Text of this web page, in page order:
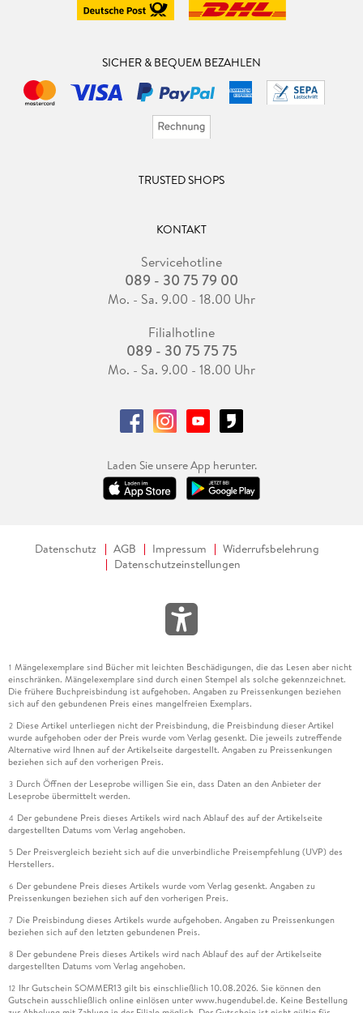
SICHER & BEQUEM BEZAHLEN
TRUSTED SHOPS
KONTAKT
Servicehotline
089 - 30 75 79 00
Mo. - Sa. 9.00 - 18.00 Uhr
Filialhotline
089 - 30 75 75 75
Mo. - Sa. 9.00 - 18.00 Uhr
Laden Sie unsere App herunter.
Datenschutz AGB Impressum
Widerrufsbelehrung
Datenschutzeinstellungen
1 Mängelexemplare sind Bücher mit leichten Beschädigungen, die das Lesen aber nicht
einschränken. Mängelexemplare sind durch einen Stempel als solche gekennzeichnet.
Die frühere Buchpreisbindung ist aufgehoben. Angaben zu Preissenkungen beziehen
sich auf den gebundenen Preis eines mangelfreien Exemplars.
2 Diese Artikel unterliegen nicht der Preisbindung, die Preisbindung dieser Artikel
wurde aufgehoben oder der Preis wurde vom Verlag gesenkt. Die jeweils zutreffende
Alternative wird Ihnen auf der Artikelseite dargestellt. Angaben zu Preissenkungen
beziehen sich auf den vorherigen Preis.
3 Durch Öffnen der Leseprobe willigen Sie ein, dass Daten an den Anbieter der
Leseprobe übermittelt werden.
4 Der gebundene Preis dieses Artikels wird nach Ablauf des auf der Artikelseite
dargestellten Datums vom Verlag angehoben.
5 Der Preisvergleich bezieht sich auf die unverbindliche Preisempfehlung (UVP) des
Herstellers.
6 Der gebundene Preis dieses Artikels wurde vom Verlag gesenkt. Angaben zu
Preissenkungen beziehen sich auf den vorherigen Preis.
7 Die Preisbindung dieses Artikels wurde aufgehoben. Angaben zu Preissenkungen
beziehen sich auf den letzten gebundenen Preis.
8 Der gebundene Preis dieses Artikels wird nach Ablauf des auf der Artikelseite
dargestellten Datums vom Verlag angehoben.
12 Ihr Gutschein SOMMER13 gilt bis einschließlich 10.08.2026. Sie können den
Gutschein ausschließlich online einlösen unter www.hugendubel.de. Keine Bestellung